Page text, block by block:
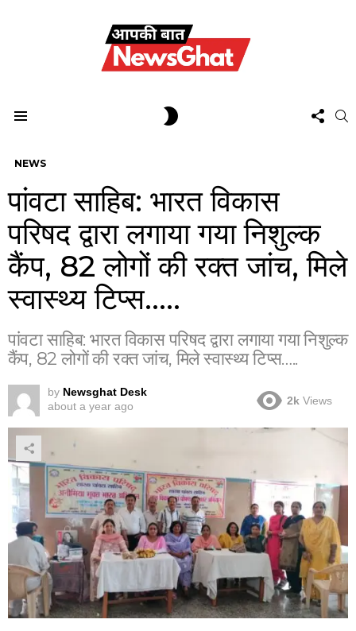
US
NEWS
पांवटा साहिब: भारत विकास
परिषद द्वारा लगाया गया निशुल्क
कैंप, 82 लोगों की रक्त जांच, मिले
स्वास्थ्य टिप्स…..
पांवटा साहिब: भारत विकास परिषद द्वारा लगाया गया निशुल्क
कैंप, 82 लोगों की रक्त जांच, मिले स्वास्थ्य टिप्स…..
by Newsghat Desk
about a year ago
2k Views